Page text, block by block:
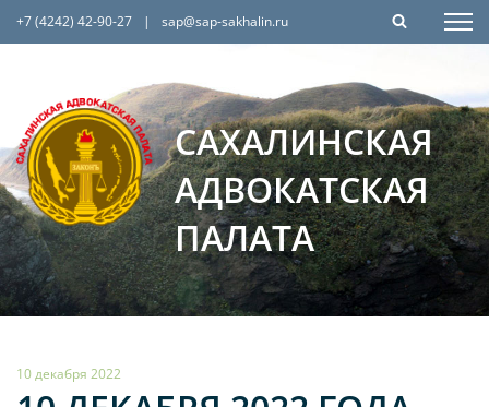
+7 (4242) 42-90-27 | sap@sap-sakhalin.ru
САХАЛИНСКАЯ
АДВОКАТСКАЯ
ПАЛАТА
10 декабря 2022